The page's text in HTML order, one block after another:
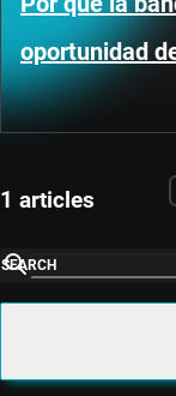
oportunidad
1 articles
SEARCH